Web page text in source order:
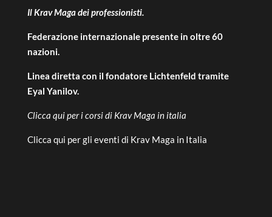
Il Krav Maga dei professionisti.
Federazione internazionale presente in oltre 60
nazioni.
Linea diretta con il fondatore Lichtenfeld tramite
Eyal Yanilov.
Clicca qui per icorsi di Krav Maga in italia
Clicca qui per gli eventi di Krav Maga in Italia